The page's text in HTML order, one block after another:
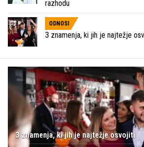
razhodu
ODNOSI
3 znamenja, ki jih je najtežje
3 znamenja, ki jih je najtežje osvojiti